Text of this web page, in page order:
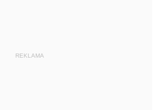
REKLAMA